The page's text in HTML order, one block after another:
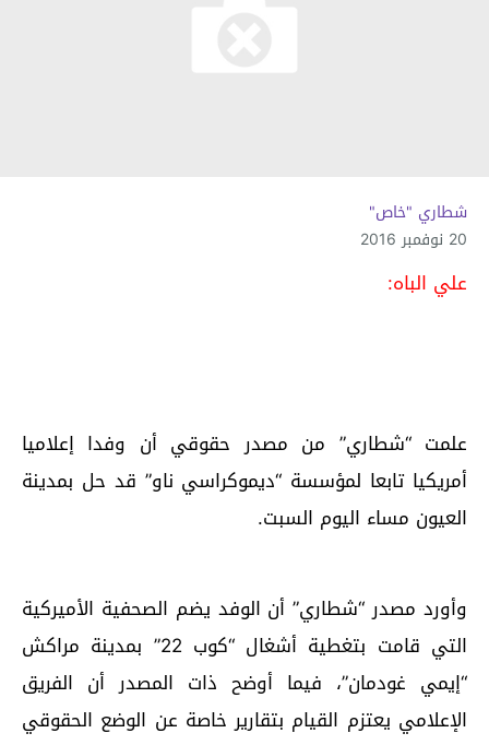
شطاري "خاص"
20 نوفمبر 2016
علي الباه:
علمت “شطاري” من مصدر حقوقي أن وفدا إعلاميا
أمريكيا تابعا لمؤسسة “ديموكراسي ناو” قد حل بمدينة
العيون مساء اليوم السبت.
وأورد مصدر “شطاري” أن الوفد يضم الصحفية الأميركية
التي قامت بتغطية أشغال “كوب 22” بمدينة مراكش
“إيمي غودمان”، فيما أوضح ذات المصدر أن الفريق
الإعلامي يعتزم القيام بتقارير خاصة عن الوضع الحقوقي